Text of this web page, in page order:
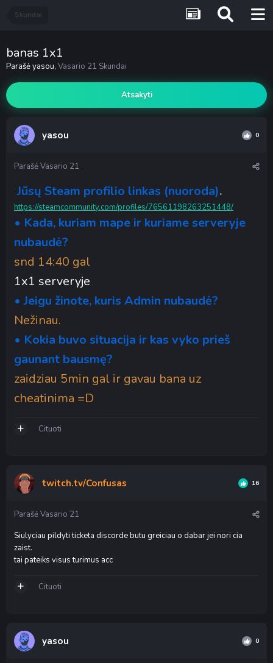
Skundai
banas 1x1
Parašėyasou, Vasario 21 Skundai
Atsakyti
yasou 0
ParašėVasario 21
Jūsų Steam profilio linkas (nuoroda).
https://steamcommunity.com/profiles/76561198263251448/
• Kada, kuriam mape ir kuriame serveryje
nubaudė?
snd 14:40 gal
1x1 serveryje
• Jeigu žinote, kuris Admin nubaudė?
Nežinau.
• Kokia buvo situacija ir kas vyko prieš
gaunant bausmę?
zaidziau 5min gal ir gavau bana uz
cheatinima =D
Cituoti
twitch.tv/Confusas 16
ParašėVasario 21
Siulyciau pildyti ticketa discorde butu greiciau o dabar jei nori cia
zaist.
tai pateiks visus turimus acc
Cituoti
yasou 0